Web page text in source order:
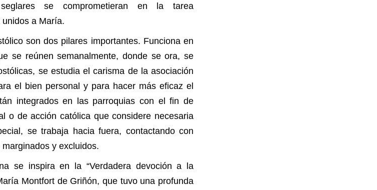
se comprometieran en la tarea
a María.
son dos pilares importantes. Funciona en
se reúnen semanalmente, donde se ora, se
se estudia el carisma de la asociación
el bien personal y para hacer más eficaz el
integrados en las parroquias con el fin de
o de acción católica que considere necesaria
se trabaja hacia fuera, contactando con
marginados y excluidos.
se inspira en la “Verdadera devoción a la
Montfort de Griñón, que tuvo una profunda